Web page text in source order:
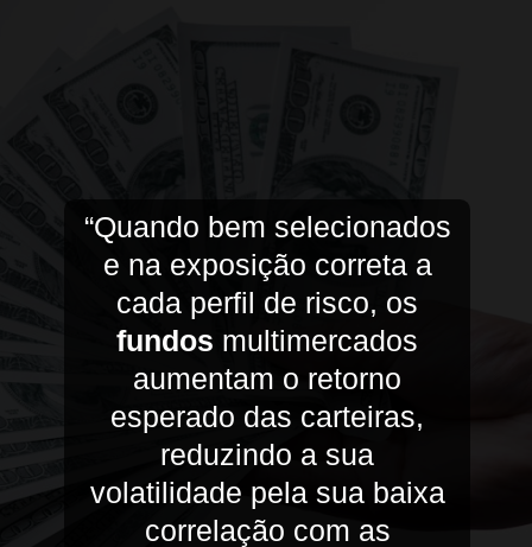
“Quando bem selecionados
e na exposição correta a
cada perfil de risco, os
fundos multimercados
aumentam o retorno
esperado das carteiras,
reduzindo a sua
volatilidade pela sua baixa
correlação com as